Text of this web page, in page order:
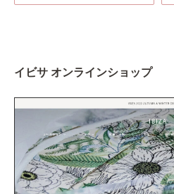
イビサ オンラインショップ